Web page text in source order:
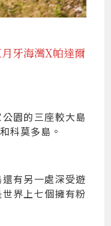
牙海灣X帕達爾
園的三座較大島
科莫多島。
有另一處深受遊
界上七個擁有粉